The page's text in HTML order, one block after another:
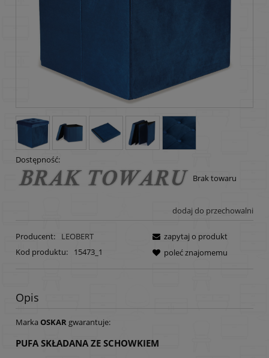
Dostępność:
Brak towaru
dodaj do przechowalni
Producent:
LEOBERT
Kod produktu:
15473_1
zapytaj o produkt
poleć znajomemu
Opis
Marka OSKAR gwarantuje:
PUFA SKŁADANA ZE SCHOWKIEM